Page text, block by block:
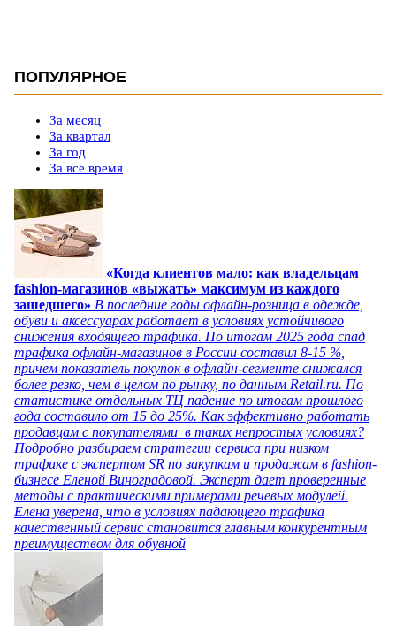
ПОПУЛЯРНОЕ
За месяц
За квартал
За год
За все время
«Когда клиентов мало: как владельцам
fashion-магазинов «выжать» максимум из каждого
зашедшего» В последние годы офлайн-розница в одежде,
обуви и аксессуарах работает в условиях устойчивого
снижения входящего трафика. По итогам 2025 года спад
трафика офлайн-магазинов в России составил 8-15 %,
причем показатель покупок в офлайн-сегменте снижался
более резко, чем в целом по рынку, по данным Retail.ru. По
статистике отдельных ТЦ падение по итогам прошлого
года составило от 15 до 25%. Как эффективно работать
продавцам с покупателями в таких непростых условиях?
Подробно разбираем стратегии сервиса при низком
трафике с экспертом SR по закупкам и продажам в fashion-
бизнесе Еленой Виноградовой. Эксперт дает проверенные
методы с практическими примерами речевых модулей.
Елена уверена, что в условиях падающего трафика
качественный сервис становится главным конкурентным
преимуществом для обувной